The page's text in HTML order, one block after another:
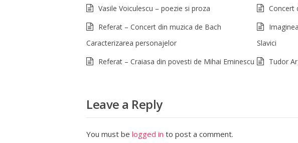
Vasile Voiculescu – poezie si proza
Concert
Referat – Concert din muzica de Bach
Caracterizarea personajelor
Slavici
Referat – Craiasa din povesti de Mihai Eminescu
Tudor
Leave a Reply
You must be logged in to post a comment.